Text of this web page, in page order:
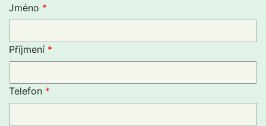
Jméno
Příjmení
Telefon